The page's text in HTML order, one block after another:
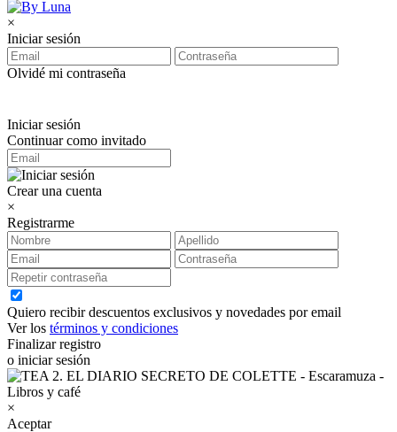
×
Iniciar sesión
Olvidé mi contraseña
Iniciar sesión
Continuar como invitado
Crear una cuenta
×
Registrarme
Quiero recibir descuentos exclusivos y novedades por email
Ver los términos y condiciones
Finalizar registro
o iniciar sesión
×
Aceptar